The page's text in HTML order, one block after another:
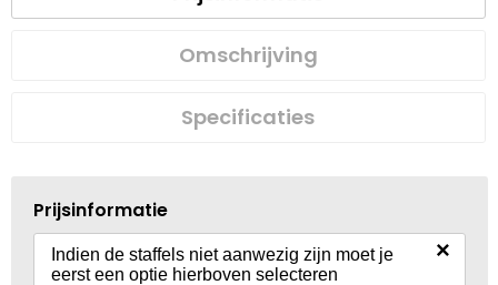
Omschrijving
Specificaties
Prijsinformatie
Indien de staffels niet aanwezig zijn moet je
eerst een optie hierboven selecteren
×